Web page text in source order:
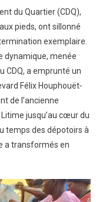
du Quartier (CDQ),
pieds, ont sillonné
exemplaire.
dynamique, menée
CDQ, a emprunté un
Félix Houphouët-
de l’ancienne
jusqu’au cœur du
temps des dépotoirs à
a transformés en